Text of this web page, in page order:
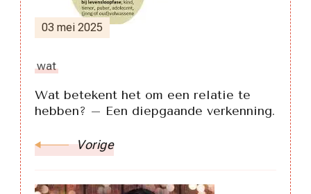
03 mei 2025
wat
Wat betekent het om een relatie te
hebben? – Een diepgaande verkenning.
Vorige